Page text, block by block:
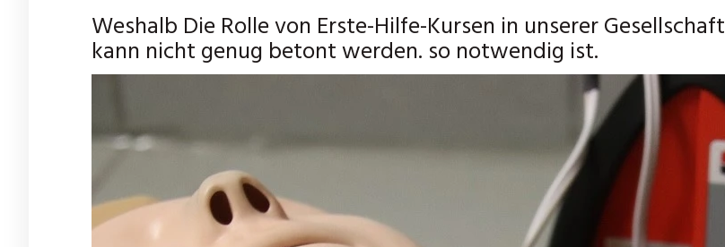
Weshalb Die Rolle von Erste-Hilfe-Kursen in unserer Gesellschaft
kann nicht genug betont werden. so notwendig ist.